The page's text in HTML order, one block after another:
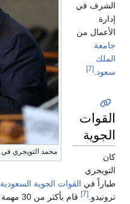
محمد التويجري في 2020.
الشرف في
إدارة
الأعمال من
جامعة
الملك
سعود.
[7]
القوات
الجوية
كان
التويجري
طياراً في القوات الجوية السعودية
ترونيدو. [7] قام بأكثر من 30 مهمة حربية أثناء